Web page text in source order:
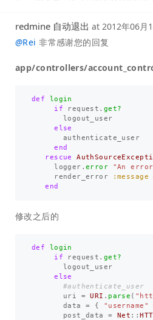
redmine 自动退出 at 2012年06月
@Rei 非常感谢您的回复
app/controllers/
def
login
if
request . get?
logout_user
else
authenticate_user
end
rescue
logger .error
"An
render_error
:message
end
修改之后的
def
login
if
request . get?
logout_user
else
#authenticate_user
uri
= URI . parse (
data
= { "username"
post_data
= Net ::